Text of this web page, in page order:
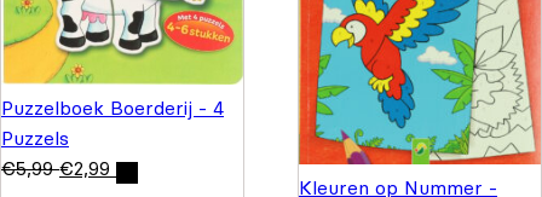
Puzzelboek Boerderij - 4
Puzzels
€5,99 €2,99
Kleuren op Nummer -